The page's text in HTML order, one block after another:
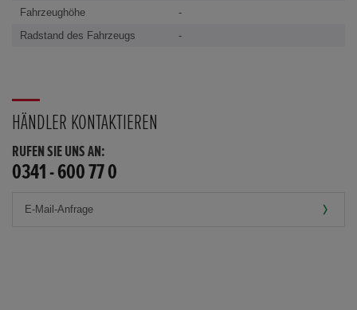
Fahrzeughöhe
-
Radstand des Fahrzeugs
-
HÄNDLER KONTAKTIEREN
RUFEN SIE UNS AN:
0341 - 600 77 0